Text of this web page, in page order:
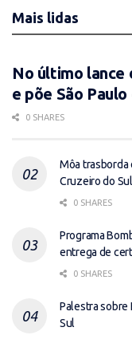
Mais lidas
No último lance
e põe São
0 SHARES
Môa trasborda
Cruzeiro do Sul
0 SHARES
Programa
entrega de
0 SHARES
Palestra sobre
Sul